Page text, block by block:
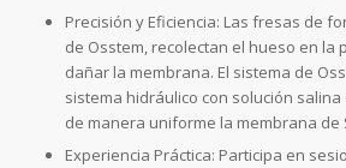
Precisión y Eficiencia: Las fresas de
de Osstem, recolectan el hueso en la
dañar la membrana. El sistema de
sistema hidráulico con solución
de manera uniforme la membrana de
Experiencia Práctica: Participa en